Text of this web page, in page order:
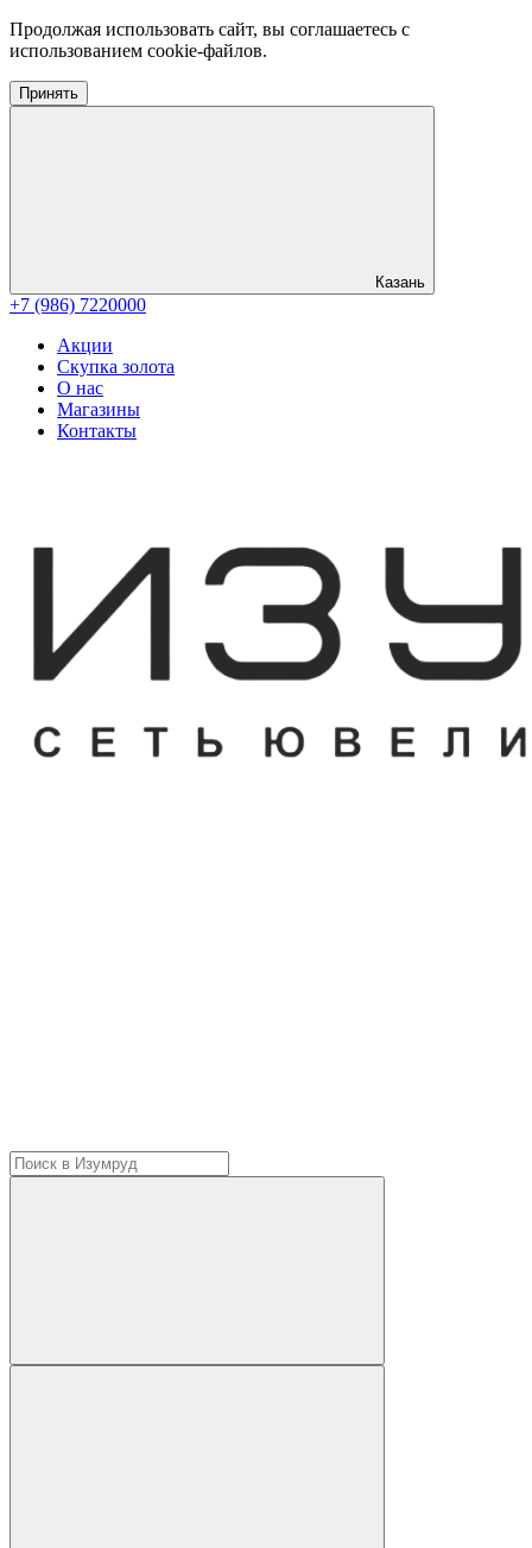
Продолжая использовать сайт, вы соглашаетесь с
использованием cookie-файлов.
Принять
Казань
+7 (986) 7220000
Акции
Скупка золота
О нас
Магазины
Контакты